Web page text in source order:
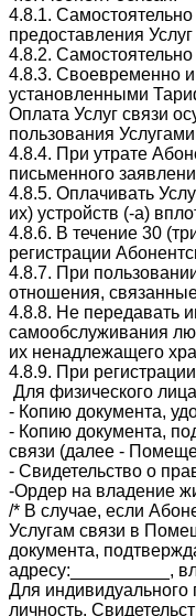
4.8.1.
предоставления
4.8.2.
4.8.3. Своевременно и
установленными
Оплата Услуг связи
пользования
4.8.4. При утрате
письменного
4.8.5. Оплачивать
их) устройств (-а)
4.8.6. В течение 30
регистрации
4.8.7. При
отношения,
4.8.8. Не передавать
самообслуживания
их ненадлежащего
4.8.9. При
Для физического
- Копию документа,
- Копию документа,
связи (далее -
- Свидетельство о
-Ордер на владение
/* В случае, если
Услугам связи в
документа,
адресу:__________,
Для индивидуального
личность.